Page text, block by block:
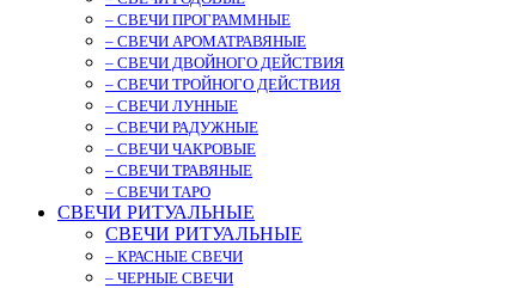
– СВЕЧИ ПРОГРАММНЫЕ
– СВЕЧИ АРОМАТРАВЯНЫЕ
– СВЕЧИ ДВОЙНОГО ДЕЙСТВИЯ
– СВЕЧИ ТРОЙНОГО ДЕЙСТВИЯ
– СВЕЧИ ЛУННЫЕ
– СВЕЧИ РАДУЖНЫЕ
– СВЕЧИ ЧАКРОВЫЕ
– СВЕЧИ ТРАВЯНЫЕ
– СВЕЧИ ТАРО
СВЕЧИ РИТУАЛЬНЫЕ
СВЕЧИ РИТУАЛЬНЫЕ
– КРАСНЫЕ СВЕЧИ
– ЧЕРНЫЕ СВЕЧИ